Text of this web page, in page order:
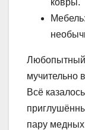
Любопытный
мучительно
Всё
пару